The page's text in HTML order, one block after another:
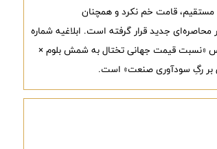
مستقیم، قامت خم نکرد و همچنان
جدید قرار گرفته است. ابلاغیه شماره
بر اساس «نسبت قیمت جهانی تختال به شمش بلوم ×
بر رگِ سودآوری صنعت» است.